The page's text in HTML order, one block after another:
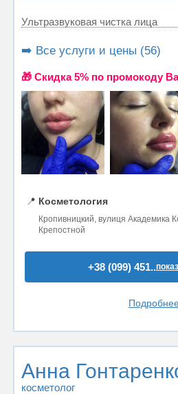
Ультразвуковая чистка лица
➡️ Все услуги и цены (56)
🎁 Cкидка 5% по промокоду
📍 Косметология
Кропивницкий, вулиця Академика
Крепостной
+38 (099) 451..
Анна
косметолог